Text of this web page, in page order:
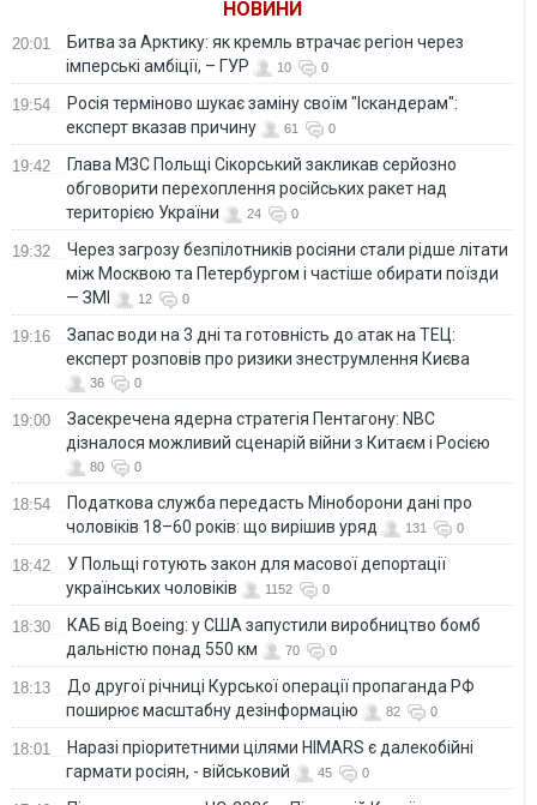
НОВИНИ
20:01
Битва за Арктику: як кремль втрачає регіон через
імперські амбіції, – ГУР
10 0
19:54
Росія терміново шукає заміну своїм "Іскандерам":
експерт вказав причину
61 0
19:42
Глава МЗС Польщі Сікорський закликав серйозно
обговорити перехоплення російських ракет над
територією України
24 0
19:32
Через загрозу безпілотників росіяни стали рідше літати
між Москвою та Петербургом і частіше обирати поїзди
— ЗМІ
12 0
19:16
Запас води на 3 дні та готовність до атак на ТЕЦ:
експерт розповів про ризики знеструмлення Києва
36 0
19:00
Засекречена ядерна стратегія Пентагону: NBC
дізналося можливий сценарій війни з Китаєм і Росією
80 0
18:54
Податкова служба передасть Міноборони дані про
чоловіків 18–60 років: що вирішив уряд
131 0
18:42
У Польщі готують закон для масової депортації
українських чоловіків
1152 0
18:30
КАБ від Boeing: у США запустили виробництво бомб
дальністю понад 550 км
70 0
18:13
До другої річниці Курської операції пропаганда РФ
поширює масштабну дезінформацію
82 0
18:01
Наразі пріоритетними цілями HIMARS є далекобійні
гармати росіян, - військовий
45 0